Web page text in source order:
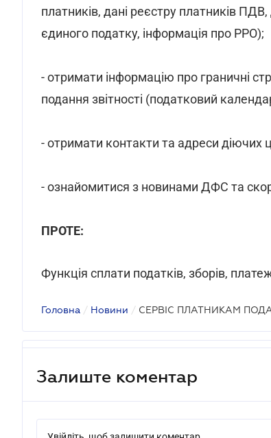
платників, дані реєстру платників
єдиного податку, інформація про РРО);
- отримати інформацію про граничні
подання звітності (податковий
- отримати контакти та адреси діючих
- ознайомитися з новинами ДФС та
ПРОТЕ:
Функція сплати податків, зборів,
Головна / Новини / СЕРВІС ПЛАТНИКАМ
Залиште коментар